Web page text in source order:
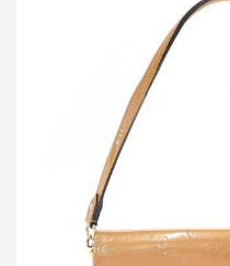
ルイヴィトン ヴェルニエ ロ
詳